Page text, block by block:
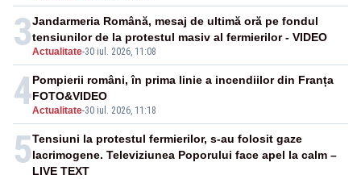
3Actualitate-30 iul. 2026, 11:08
Jandarmeria Română, mesaj de ultimă oră pe fondul
tensiunilor de la protestul masiv al fermierilor - VIDEO
4Actualitate-30 iul. 2026, 11:18
Pompierii români, în prima linie a incendiilor din Franța
FOTO&VIDEO
5Tensiuni la protestul fermierilor, s-au folosit gaze
lacrimogene. Televiziunea Poporului face apel la calm –
LIVE TEXT